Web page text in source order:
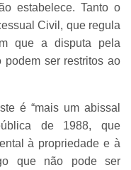
estabelece. Tanto o
Civil, que regula
que a disputa pela
podem ser restritos ao
é “mais um abissal
de 1988, que
à propriedade e à
que não pode ser